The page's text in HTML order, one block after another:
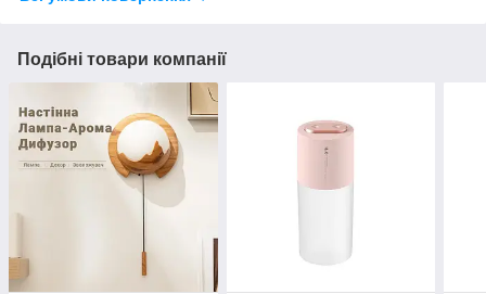
Подібні товари компанії